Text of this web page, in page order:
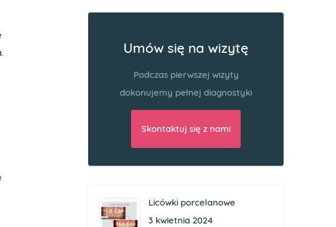
Umów się na wizytę
Podczas pierwszej wizyty
dokonujemy pełnej diagnostyki
Skontaktuj się z nami
Licówki porcelanowe
3 kwietnia 2024